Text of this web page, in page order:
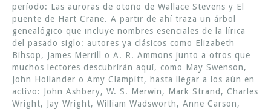
período: Las auroras de otoño de Wallace Stevens y El
puente de Hart Crane. A partir de ahí traza un árbol
genealógico que incluye nombres esenciales de la lírica
del pasado siglo: autores ya clásicos como Elizabeth
Bihsop, James Merrill o A. R. Ammons junto a otros que
muchos lectores descubrirán aquí, como May Swenson,
John Hollander o Amy Clampitt, hasta llegar a los aún en
activo: John Ashbery, W. S. Merwin, Mark Strand, Charles
Wright, Jay Wright, William Wadsworth, Anne Carson,